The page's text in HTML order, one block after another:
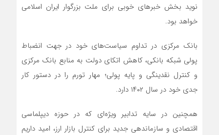
نوید بخش خبرهای خوبی برای ملت بزرگوار ایران اسلامی
خواهد بود.
بانک مرکزی در تداوم سیاست‌های خود در جهت انضباط
پولی شبکه بانکی، کاهش اتکای دولت به منابع بانک مرکزی
و کنترل نقدینگی و پایه پولی؛ مهار تورم را در دستور کار
جدی خود در سال ۱۴۰۲ دارد.
همچنین در سایه تدابیر ویژه‌ای که در حوزه دیپلماسی
اقتصادی و سازماندهی جدید برای کنترل بازار ارز، امید داریم